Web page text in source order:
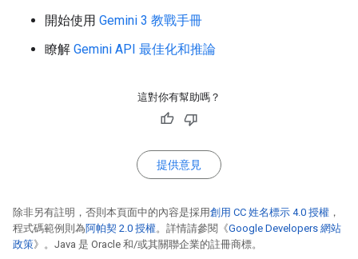
開始使用 Gemini 3 教戰手冊
瞭解 Gemini API 最佳化和推論
這對你有幫助嗎？
提供意見
除非另有註明，否則本頁面中的內容是採用創用 CC 姓名標示 4.0 授權 ，
程式碼範例則為阿帕契 2.0 授權。詳情請參閱《Google Developers 網站
政策》。Java 是 Oracle 和/或其關聯企業的註冊商標。